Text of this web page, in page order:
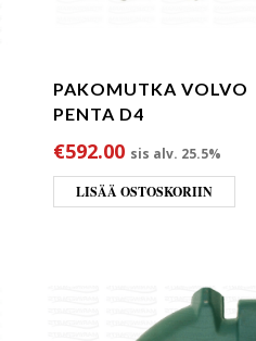
PAKOMUTKA VOLVO
PENTA D4
€592.00 sis alv. 25.5%
LISÄÄ OSTOSKORIIN